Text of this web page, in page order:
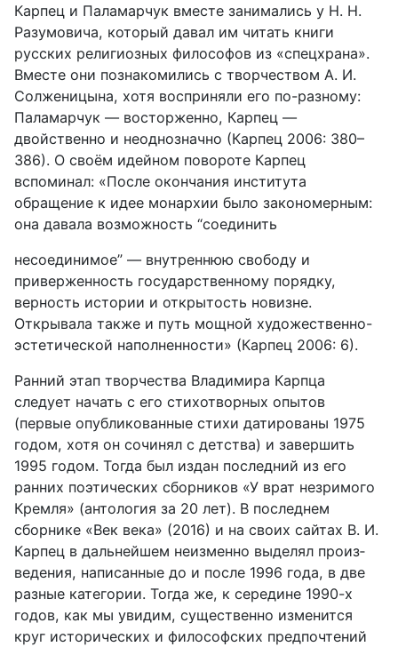
Карпец и Паламарчук вместе занимались у Н. Н.
Разумовича, который давал им читать книги
русских религиозных философов из «спецхрана».
Вместе они познакомились с творчеством А. И.
Солженицына, хотя восприняли его по-разному:
Паламарчук — восторженно, Карпец —
двойственно и неоднозначно (Карпец 2006: 380–
386). О своём идейном повороте Карпец
вспоминал: «После окончания института
обращение к идее монархии было закономерным:
она давала возможность “соединить
несоединимое” — внутреннюю свободу и
приверженность государст­венному порядку,
верность истории и открытость новизне.
Открывала также и путь мощной художественно-
эстетической наполненности» (Карпец 2006: 6).
Ранний этап творчества Владимира Карпца
следует начать с его сти­хотворных опытов
(первые опубликованные стихи датированы 1975
го­дом, хотя он сочинял с детства) и завершить
1995 годом. Тогда был из­дан последний из его
ранних поэтических сборников «У врат незримого
Кремля» (антология за 20 лет). В последнем
сборнике «Век века» (2016) и на своих сайтах В. И.
Карпец в дальнейшем неизменно выделял произ­
ведения, написанные до и после 1996 года, в две
разные категории. Тогда же, к середине 1990-х
годов, как мы увидим, существенно изменится
круг исторических и философских предпочтений